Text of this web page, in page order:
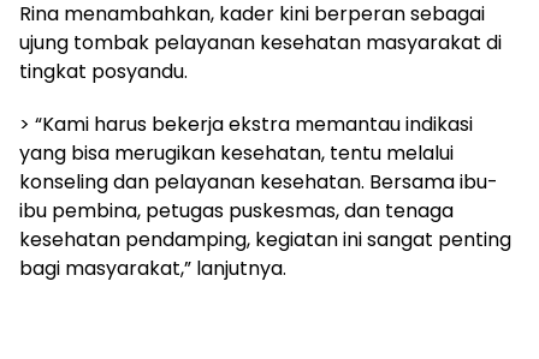
Rina menambahkan, kader kini berperan sebagai
ujung tombak pelayanan kesehatan masyarakat di
tingkat posyandu.
> “Kami harus bekerja ekstra memantau indikasi
yang bisa merugikan kesehatan, tentu melalui
konseling dan pelayanan kesehatan. Bersama ibu-
ibu pembina, petugas puskesmas, dan tenaga
kesehatan pendamping, kegiatan ini sangat penting
bagi masyarakat,” lanjutnya.